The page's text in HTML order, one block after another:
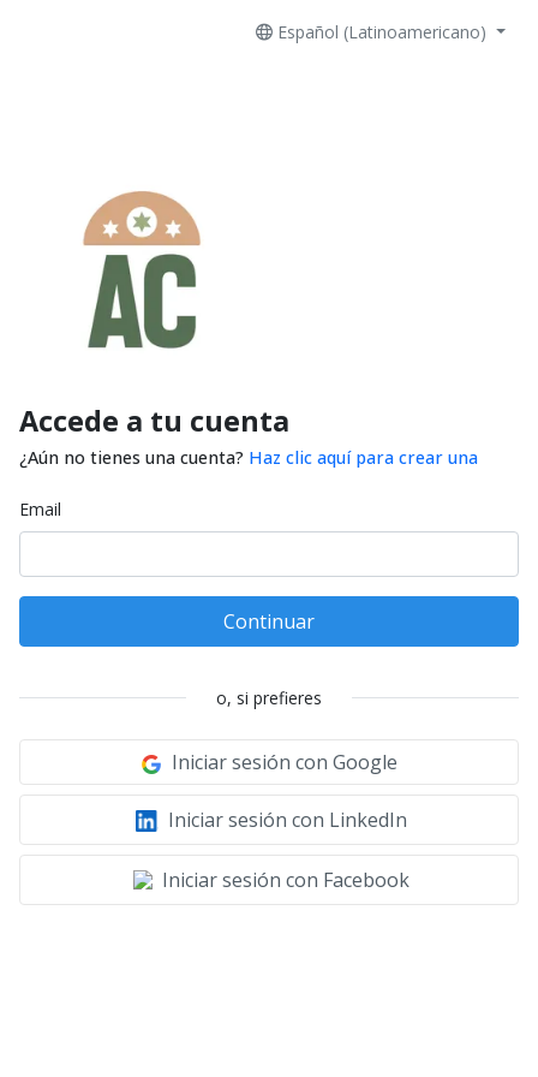
Español (Latinoamericano)
Accede a tu cuenta
¿Aún no tienes una cuenta? Haz clic aquí para crear una
Email
Continuar
o, si prefieres
Iniciar sesión con Google
Iniciar sesión con LinkedIn
Iniciar sesión con Facebook